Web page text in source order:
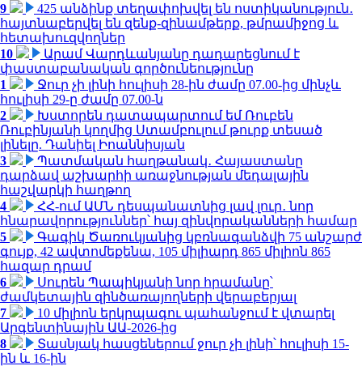
9
425 անձինք տեղափոխվել են ոստիկանություն․
հայտնաբերվել են զենք-զինամթերք, թմրամիջոց և
հետախուզվողներ
10
Արամ Վարդևանյանը դադարեցնում է
փաստաբանական գործունեությունը
1
Ջուր չի լինի հուլիսի 28-ին ժամը 07.00-ից մինչև
հուլիսի 29-ը ժամը 07.00-ն
2
Խստորեն դատապարտում եմ Ռուբեն
Ռուբինյանի կողմից Ստամբուլում թուրք տեսած
լինելը. Դանիել Իոաննիսյան
3
Պատմական հաղթանակ․ Հայաստանը
դարձավ աշխարհի առաջնության մեդալային
հաշվարկի հաղթող
4
ՀՀ-ում ԱՄՆ դեսպանատնից լավ լուր․ նոր
հնարավորություններ՝ հայ զինվորականների համար
5
Գագիկ Ծառուկյանից կբռնագանձվի 75 անշարժ
գույք, 42 ավտոմեքենա, 105 միլիարդ 865 միլիոն 865
հազար դրամ
6
Սուրեն Պապիկյանի նոր հրամանը՝
ժամկետային զինծառայողների վերաբերյալ
7
10 միլիոն երկրպագու պահանջում է վտարել
Արգենտինային ԱԱ-2026-ից
8
Տասնյակ հասցեներում ջուր չի լինի՝ հուլիսի 15-
ին և 16-ին